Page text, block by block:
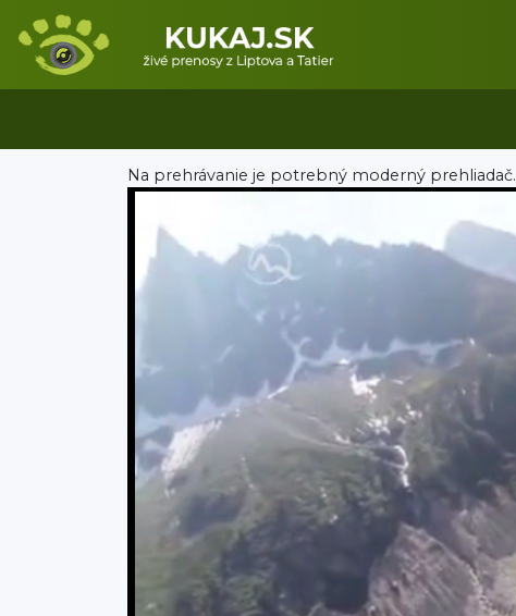
Na prehrávanie je potrebný moderný prehliadač.